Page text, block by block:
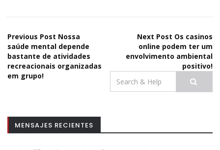
Navegação
de
artigos
Previous Post Nossa
saúde mental depende
bastante de atividades
recreacionais organizadas
em grupo!
Next Post Os casinos
online podem ter um
envolvimento ambiental
positivo!
for:
MENSAJES RECIENTES